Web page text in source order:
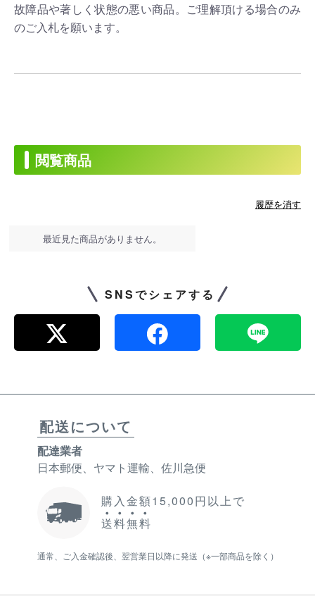
故障品や著しく状態の悪い商品。ご理解頂ける場合のみ
のご入札を願います。
閲覧商品
履歴を消す
最近見た商品がありません。
SNSでシェアする
配送について
配達業者
日本郵便、ヤマト運輸、佐川急便
購入金額15,000円以上で
送料無料
通常、ご入金確認後、翌営業日以降に発送（※一部商品を除く）